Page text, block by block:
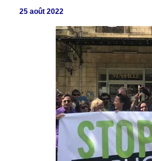
25 août 2022